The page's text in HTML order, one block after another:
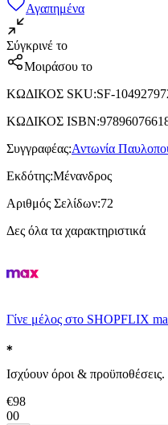
Αγαπημένα
Σύγκρινέ το
Μοιράσου το
ΚΩΔΙΚΟΣ SKU:SF-
ΚΩΔΙΚΟΣ ISBN:
Συγγραφέας:Αντωνία
Εκδότης:Μένανδρος
Αριθμός Σελίδων:72
Δες όλα τα χαρακτηριστικά
Γίνε μέλος στο SHOPFLIX
Ισχύουν όροι & προϋποθέσεις.
€98
00